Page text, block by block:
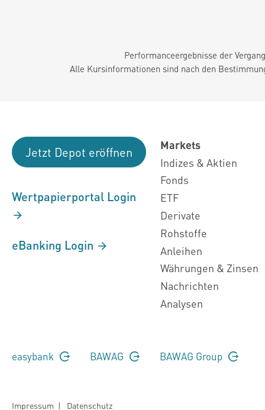
Performanceergebnisse der
Alle Kursinformationen sind nach den
Jetzt Depot eröffnen
Wertpapierportal Login
eBanking Login
Markets
Indizes & Aktien
Fonds
ETF
Derivate
Rohstoffe
Anleihen
Währungen & Zinsen
Nachrichten
Analysen
easybank BAWAG BAWAG Group
Impressum | Datenschutz